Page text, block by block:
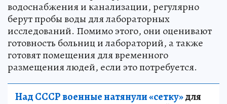
водоснабжения и канализации, регулярно
берут пробы воды для лабораторных
исследований. Помимо этого, они оценивают
готовность больниц и лабораторий, а также
готовят помещения для временного
размещения людей, если это потребуется.
Над СССР военные натянули «сетку»для